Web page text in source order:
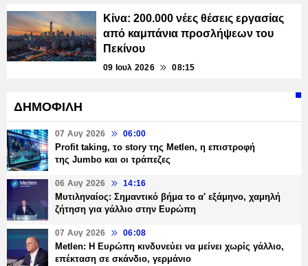
Κίνα: 200.000 νέες θέσεις εργασίας
από καμπάνια προσλήψεων του
Πεκίνου
09 Ιουλ 2026 08:15
ΔΗΜΟΦΙΛΗ
07 Αυγ 2026 06:00
Profit taking, το story της Metlen, η επιστροφή
της Jumbo και οι τράπεζες
06 Αυγ 2026 14:16
Μυτιληναίος: Σημαντικό βήμα το α' εξάμηνο, χαμηλή
ζήτηση για γάλλιο στην Ευρώπη
07 Αυγ 2026 06:08
Metlen: Η Ευρώπη κινδυνεύει να μείνει χωρίς γάλλιο,
επέκταση σε σκάνδιο, γερμάνιο